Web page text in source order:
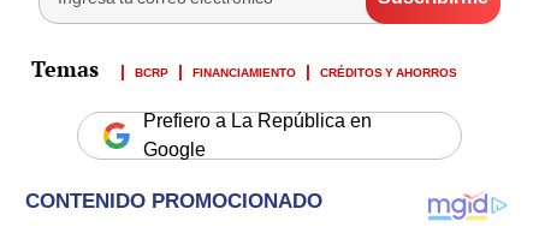
BCRP FINANCIAMIENTO CRÉDITOS Y AHORROS
Prefiero a La República en
Google